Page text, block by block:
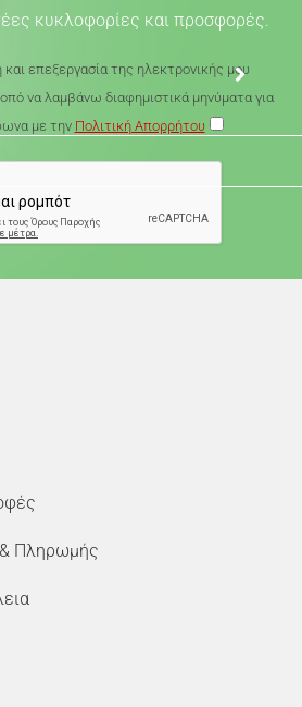
κυκλοφορίες και προσφορές.
επεξεργασία της ηλεκτρονικής μου
να λαμβάνω διαφημιστικά μηνύματα για
με την Πολιτική Απορρήτου
Πληρωμής